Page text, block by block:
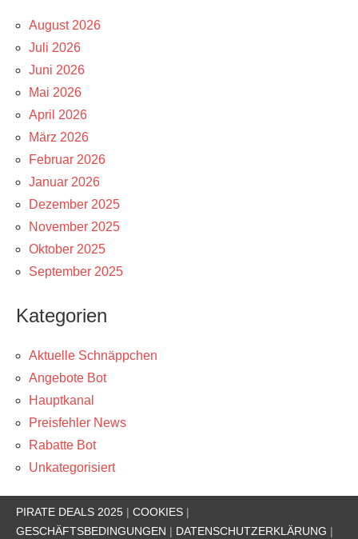
August 2026
Juli 2026
Juni 2026
Mai 2026
April 2026
März 2026
Februar 2026
Januar 2026
Dezember 2025
November 2025
Oktober 2025
September 2025
Kategorien
Aktuelle Schnäppchen
Angebote Bot
Hauptkanal
Preisfehler News
Rabatte Bot
Unkategorisiert
PIRATE DEALS 2025 | COOKIES |
GESCHÄFTSBEDINGUNGEN | DATENSCHUTZERKLÄRUNG |